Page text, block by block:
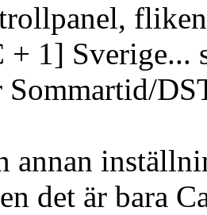
1] Sverige...
annan
det är bara